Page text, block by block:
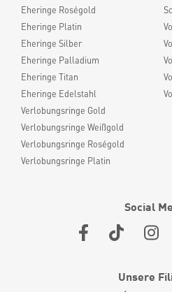
Eheringe Roségold
Eheringe Platin
Eheringe Silber
Eheringe Palladium
Eheringe Titan
Eheringe Edelstahl
Verlobungsringe Gold
Verlobungsringe Weißgold
Verlobungsringe Roségold
Verlobungsringe Platin
Social
Unsere